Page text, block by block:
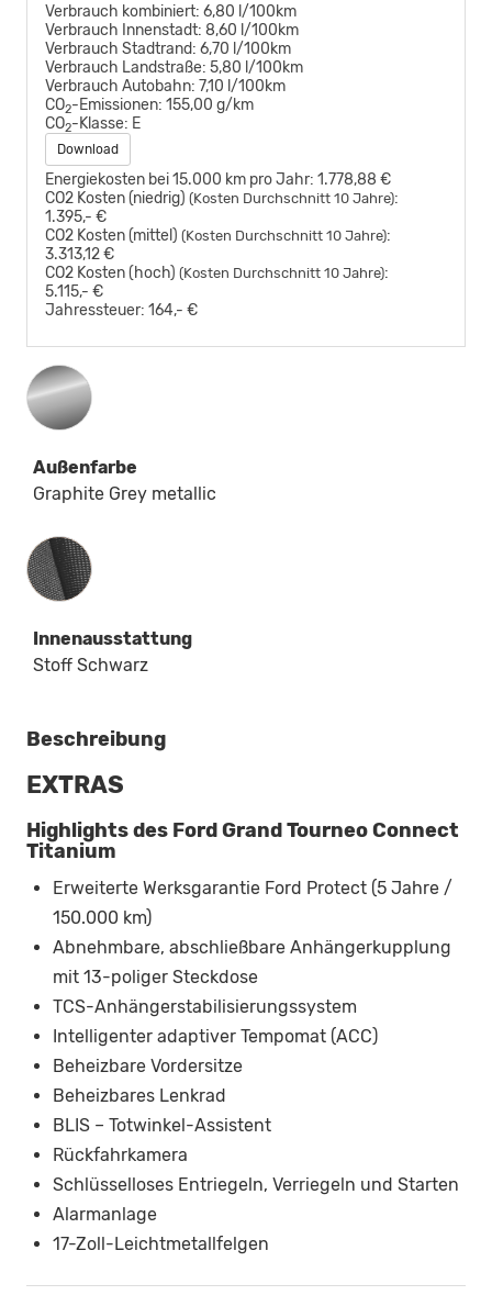
Verbrauch kombiniert: 6,80 l/100km
Verbrauch Innenstadt: 8,60 l/100km
Verbrauch Stadtrand: 6,70 l/100km
Verbrauch Landstraße: 5,80 l/100km
Verbrauch Autobahn: 7,10 l/100km
CO2-Emissionen: 155,00 g/km
CO2-Klasse: E
Download
Energiekosten bei 15.000 km pro Jahr: 1.778,88 €
CO2 Kosten (niedrig) (Kosten Durchschnitt 10 Jahre):
1.395,- €
CO2 Kosten (mittel) (Kosten Durchschnitt 10 Jahre):
3.313,12 €
CO2 Kosten (hoch) (Kosten Durchschnitt 10 Jahre):
5.115,- €
Jahressteuer: 164,- €
Außenfarbe
Graphite Grey metallic
Innenausstattung
Innenausstattung
Stoff Schwarz
Beschreibung
EXTRAS
Highlights des Ford Grand Tourneo Connect
Titanium
Erweiterte Werksgarantie Ford Protect (5 Jahre /
150.000 km)
Abnehmbare, abschließbare Anhängerkupplung
mit 13-poliger Steckdose
TCS-Anhängerstabilisierungssystem
Intelligenter adaptiver Tempomat (ACC)
Beheizbare Vordersitze
Beheizbares Lenkrad
BLIS – Totwinkel-Assistent
Rückfahrkamera
Schlüsselloses Entriegeln, Verriegeln und Starten
Alarmanlage
17-Zoll-Leichtmetallfelgen